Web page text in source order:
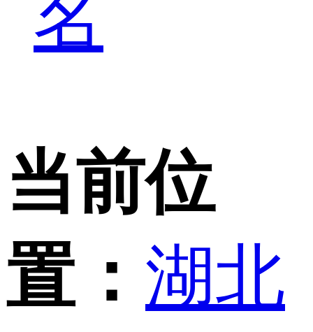
名
当前位
置： 湖北